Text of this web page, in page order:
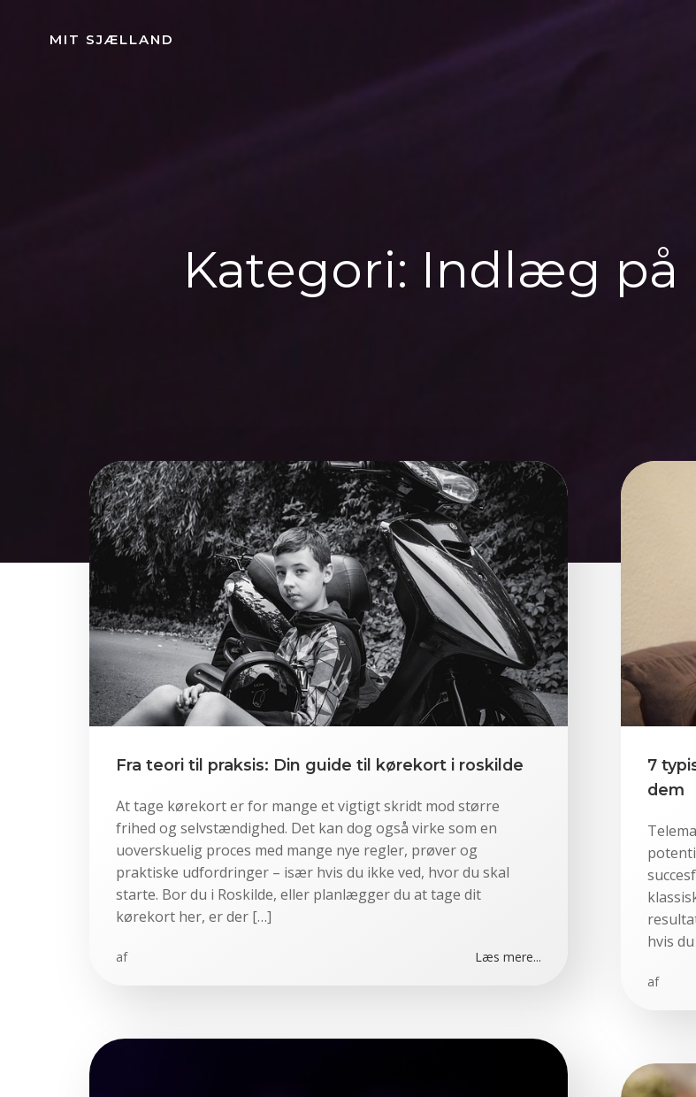
MIT SJÆLLAND
Kategori: Indlæg på
Fra teori til praksis: Din guide til kørekort i roskilde
At tage kørekort er for mange et vigtigt skridt mod større
frihed og selvstændighed. Det kan dog også virke som en
uoverskuelig proces med mange nye regler, prøver og
praktiske udfordringer – især hvis du ikke ved, hvor du skal
starte. Bor du i Roskilde, eller planlægger du at tage dit
kørekort her, er der […]
af Læs mere...
7
dem
hvis
af